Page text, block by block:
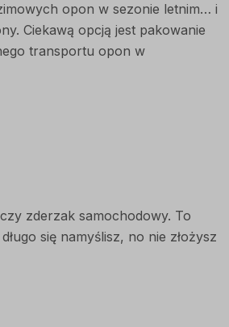
opon w sezonie letnim… i
Ciekawą opcją jest pakowanie
transportu opon w
zderzak samochodowy. To
się namyślisz, no nie złożysz